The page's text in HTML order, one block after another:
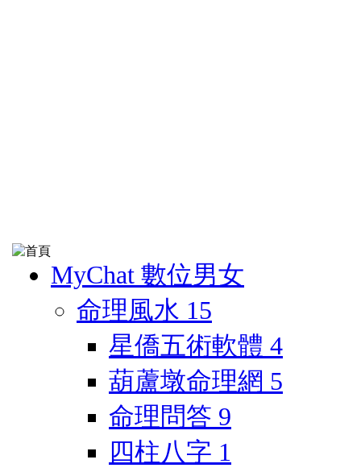
MyChat 數位男女
命理風水 15
星僑五術軟體 4
葫蘆墩命理網 5
命理問答 9
四柱八字 1